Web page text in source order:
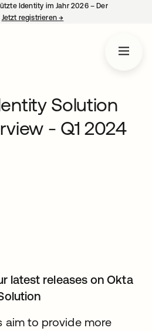
Identity im Jahr 2026 – Der
Jetzt registrieren→
Solution
- Q1 2024
Registerkarte geöffnet
latest releases on Okta
aim to provide more